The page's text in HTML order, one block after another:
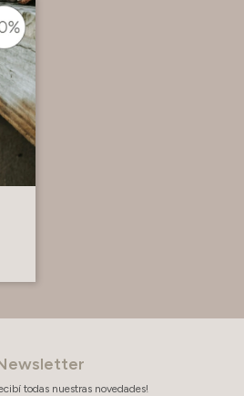
todas nuestras novedades!